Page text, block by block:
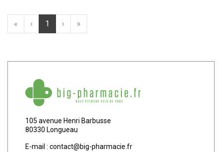
« ‹ 1 › »
105 avenue Henri Barbusse
80330 Longueau
E-mail : contact@big-pharmacie.fr